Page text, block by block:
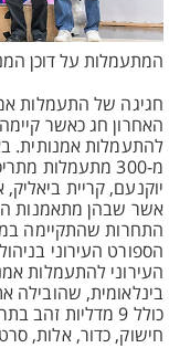
המתעמלות על דוכן
חגיגה של התעמלות
להתעמלות אמנותית.
מ-300 מתעמלות
יוקנעם, קריית
אשר שבהן מתאמנות
התחרות שהתקיימה
הספורט העירוני
העירוני להתעמלות
בינלאומית,
כולל 9 מדליות
חישוק, כדור, אלות,